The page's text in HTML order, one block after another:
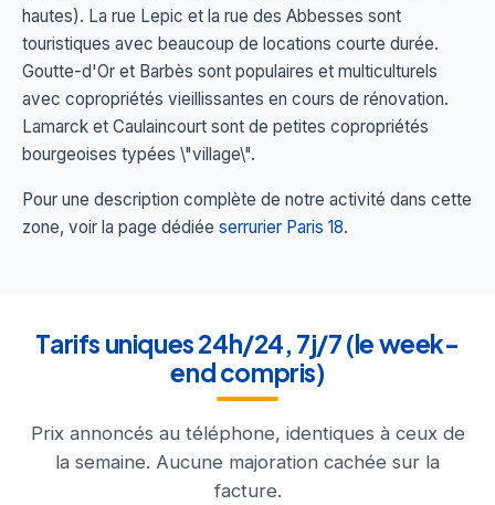
hautes). La rue Lepic et la rue des Abbesses sont
touristiques avec beaucoup de locations courte durée.
Goutte-d'Or et Barbès sont populaires et multiculturels
avec copropriétés vieillissantes en cours de rénovation.
Lamarck et Caulaincourt sont de petites copropriétés
bourgeoises typées \"village\".
Pour une description complète de notre activité dans cette
zone, voir la page dédiée serrurier Paris 18.
Tarifs uniques 24h/24, 7j/7 (le week-
end compris)
Prix annoncés au téléphone, identiques à ceux de
la semaine. Aucune majoration cachée sur la
facture.